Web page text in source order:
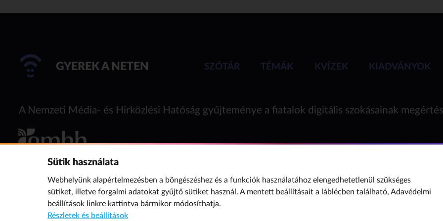
GYEREK A NETEN SZÓTÁR TÉMÁK KVÍZEK KIADVÁNYOK
A Nemzeti Média- és Hírközlési Hatóság gyűjteménye a fiatalok digitális szokásainak
Sütik használata
Webhelyünk alapértelmezésben a böngészéshez és a funkciók használatához elengedhetetlenül szükséges
sütiket, illetve forgalmi adatokat gyűjtő sütiket használ. A mentett beállításait a láblécben található, Adavédelmi
beállítások linkre kattintva bármikor módosíthatja.
Részletek és beállítások